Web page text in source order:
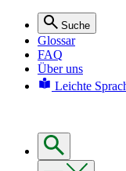
Suche
Glossar
FAQ
Über uns
Leichte